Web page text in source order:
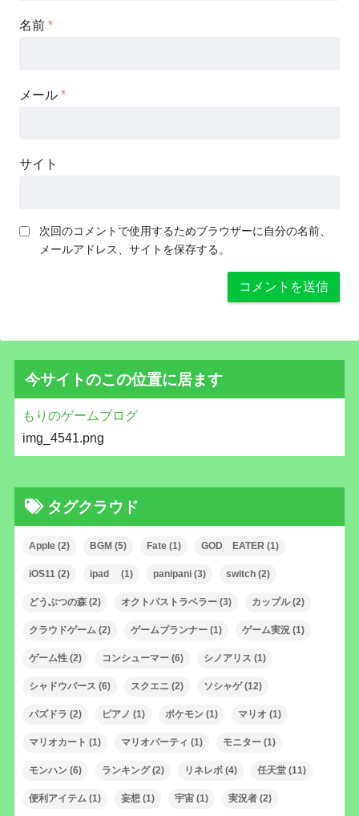
名前 *
メール *
サイト
次回のコメントで使用するためブラウザーに自分の名前、
メールアドレス、サイトを保存する。
今サイトのこの位置に居ます
もりのゲームブログ
img_4541.png
タグクラウド
Apple(2) BGM (5) Fate(1) GOD EATER (1)
iOS11(2) ipad (1) panipani(3) switch(2)
どうぶつの森(2) オクトパストラベラー(3) カップル(2)
クラウドゲーム(2) ゲームプランナー(1) ゲーム実況(1)
ゲーム性(2) コンシューマー(6) シノアリス (1)
シャドウバース (6) スクエニ(2) ソシャゲ(12)
パズドラ (2) ピアノ (1) ポケモン(1) マリオ (1)
マリオカート (1) マリオパーティ (1) モニター(1)
モンハン(6) ランキング(2) リネレボ(4) 任天堂(11)
便利アイテム(1) 妄想(1) 宇宙(1) 実況者(2)